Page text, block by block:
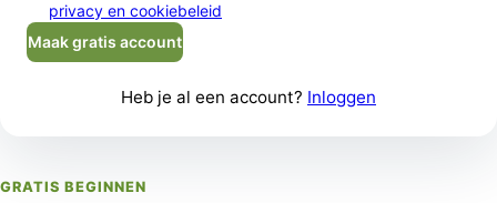
GRATIS BEGINNEN
privacy en cookiebeleid
Maak gratis account
Heb je al een account? Inloggen